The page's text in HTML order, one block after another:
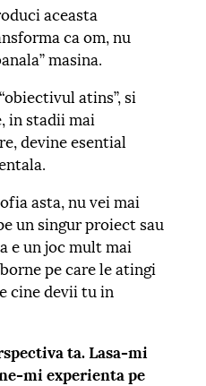
aceasta
ca om, nu
masina.
atins”, si
in stadii mai
devine esential
asta, nu vei mai
un singur proiect sau
e un joc mult mai
pe care le atingi
cine devii tu in
ta. Lasa-mi
mi experienta pe